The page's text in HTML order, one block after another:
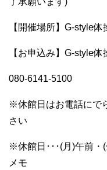
【開催場所】G-style体
【お申込み】G-style
080-6141-5100
※休館日はお電話にで
さい
※休館日･･･(月)午前・
メモ